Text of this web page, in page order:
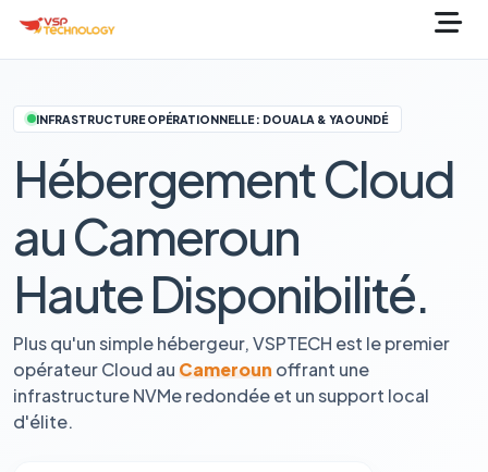
INFRASTRUCTURE OPÉRATIONNELLE : DOUALA & YAOUNDÉ
Hébergement Cloud
au Cameroun
Haute Disponibilité.
Plus qu'un simple hébergeur, VSPTECH est le premier
opérateur Cloud au Cameroun offrant une
infrastructure NVMe redondée et un support local
d'élite.